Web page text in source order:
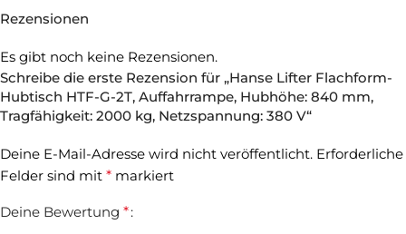
Rezensionen
Es gibt noch keine Rezensionen.
Schreibe die erste Rezension für „Hanse Lifter Flachform-
Hubtisch HTF-G-2T, Auffahrrampe, Hubhöhe: 840 mm,
Tragfähigkeit: 2000 kg, Netzspannung: 380 V“
Deine E-Mail-Adresse wird nicht veröffentlicht. Erforderliche
Felder sind mit * markiert
Deine Bewertung *